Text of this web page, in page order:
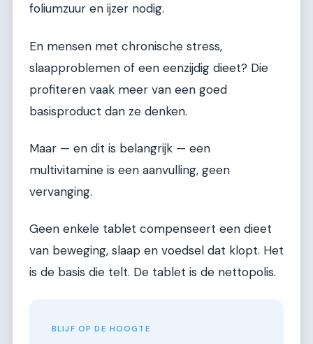
foliumzuur en ijzer nodig.
En mensen met chronische stress,
slaapproblemen of een eenzijdig dieet? Die
profiteren vaak meer van een goed
basisproduct dan ze denken.
Maar — en dit is belangrijk — een
multivitamine is een aanvulling, geen
vervanging.
Geen enkele tablet compenseert een dieet
van beweging, slaap en voedsel dat klopt. Het
is de basis die telt. De tablet is de nettopolis.
BLIJF OP DE HOOGTE